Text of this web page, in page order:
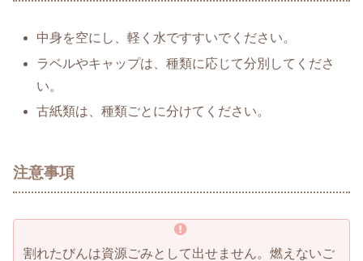
中身を空にし、軽く水ですすいでください。
ラベルやキャップは、種類に応じて分別してくださ
い。
古紙類は、種類ごとに分けてください。
注意事項
割れたびんは資源ごみとして出せません。燃えないご